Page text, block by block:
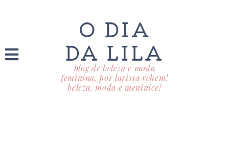
O DIA
DA LILA
blog de beleza e moda
feminina, por larissa rehem!
beleza, moda e meninice!